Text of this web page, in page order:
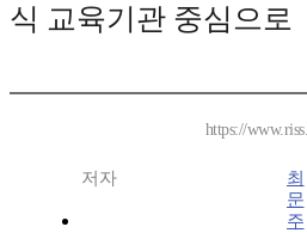
식 교육기관 중심으로
https://
저자
최
문
주